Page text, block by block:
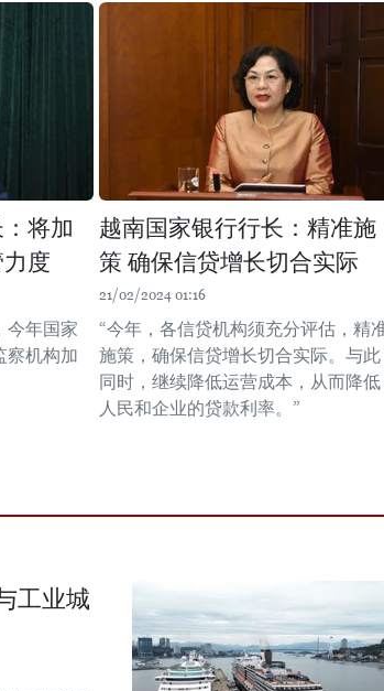
将加
度
今年国家
察机构加
越南国家银行行长：精准施
策 确保信贷增长切合实际
21/02/2024 01:16
“今年，各信贷机构须充分评估，精
施策，确保信贷增长切合实际。与此
同时，继续降低运营成本，从而降低
人民和企业的贷款利率。”
工业城